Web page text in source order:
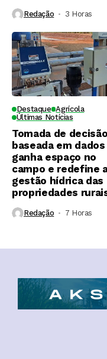
Redação 3 Horas ⁮
Destaque Agrícola
Últimas Notícias
Tomada de decisão
baseada em dados
ganha espaço no
campo e redefine
gestão hídrica das
propriedades
Redação 7 Horas ⁮